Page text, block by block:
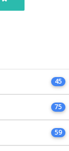
45
75
59